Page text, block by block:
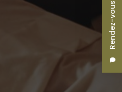
Rendez-vous
Massages duo
Réflexologie plantaire